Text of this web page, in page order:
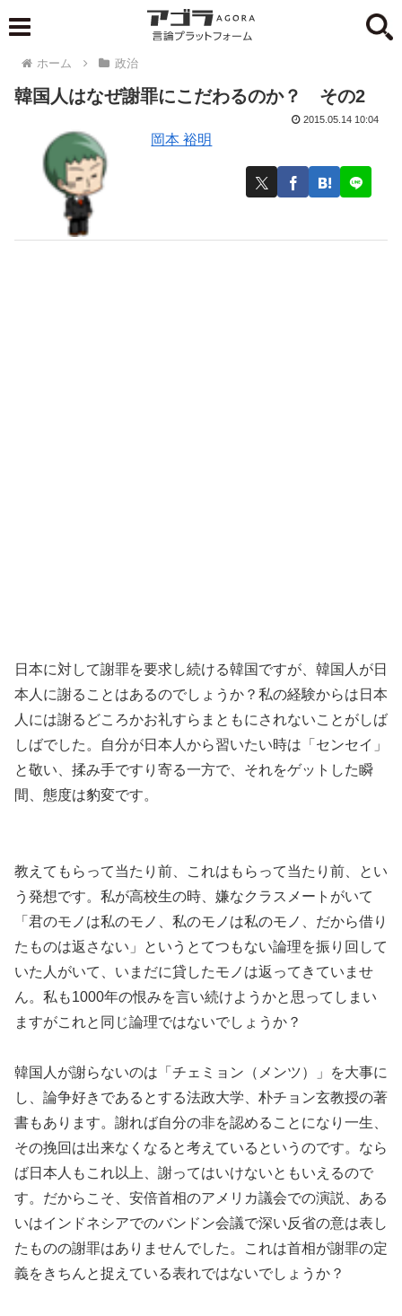
ホーム 政治
韓国人はなぜ謝罪にこだわるのか？ その2
岡本 裕明
2015.05.14 10:04
日本に対して謝罪を要求し続ける韓国ですが、韓国人が日
本人に謝ることはあるのでしょうか？私の経験からは日本
人には謝るどころかお礼すらまともにされないことがしば
しばでした。自分が日本人から習いたい時は「センセイ」
と敬い、揉み手ですり寄る一方で、それをゲットした瞬
間、態度は豹変です。
教えてもらって当たり前、これはもらって当たり前、とい
う発想です。私が高校生の時、嫌なクラスメートがいて
「君のモノは私のモノ、私のモノは私のモノ、だから借り
たものは返さない」というとてつもない論理を振り回して
いた人がいて、いまだに貸したモノは返ってきていませ
ん。私も1000年の恨みを言い続けようかと思ってしまい
ますがこれと同じ論理ではないでしょうか？
韓国人が謝らないのは「チェミョン（メンツ）」を大事に
し、論争好きであるとする法政大学、朴チョン玄教授の著
書もあります。謝れば自分の非を認めることになり一生、
その挽回は出来なくなると考えているというのです。なら
ば日本人もこれ以上、謝ってはいけないともいえるので
す。だからこそ、安倍首相のアメリカ議会での演説、ある
いはインドネシアでのバンドン会議で深い反省の意は表し
たものの謝罪はありませんでした。これは首相が謝罪の定
義をきちんと捉えている表れではないでしょうか？